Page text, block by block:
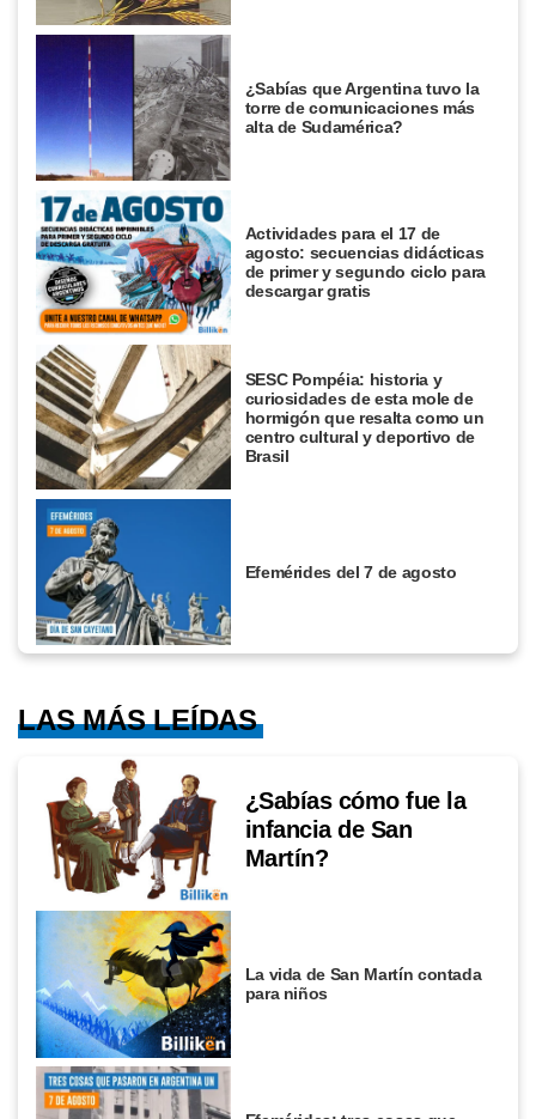
¿Sabías que Argentina tuvo la
torre de comunicaciones más
alta de Sudamérica?
Actividades para el 17 de
agosto: secuencias didácticas
de primer y segundo ciclo para
descargar gratis
SESC Pompéia: historia y
curiosidades de esta mole de
hormigón que resalta como un
centro cultural y deportivo de
Brasil
Efemérides del 7 de agosto
LAS MÁS LEÍDAS
¿Sabías cómo fue la
infancia de San
Martín?
La vida de San Martín contada
para niños